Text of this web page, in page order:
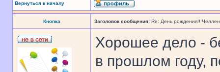
Вернуться к началу
Кнопка Заголовок сообщения: Re: День рождения!!
Хорошее дело -
в прошлом году,